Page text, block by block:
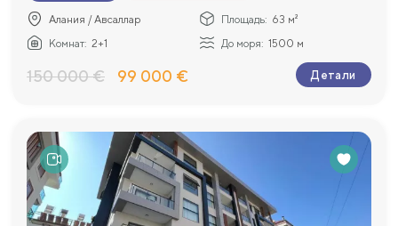
Алания / Авсаллар Площадь: 63 м²
Комнат: 2+1 До моря: 1500 м
150 000 € 99 000 € Детали